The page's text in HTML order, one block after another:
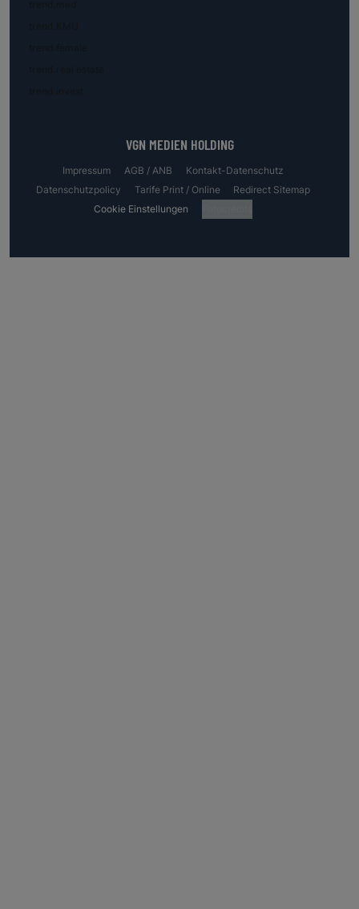
VGN MEDIEN HOLDING
Impressum AGB / ANB
Kontakt-Datenschutz
Datenschutzpolicy
Tarife Print / Online
Redirect Sitemap
Cookie Einstellungen